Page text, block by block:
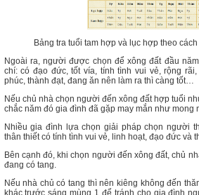
Bảng tra tuổi tam hợp và lục hợp theo
Ngoài ra, người được chọn để xông đất đầu
chí: có đạo đức, tốt vía, tính tình vui vẻ, rộng
phúc, thành đạt, đang ăn nên làm ra thì càng tốt…
Nếu chủ nhà chọn người đến xông đất hợp tuổi
chắc năm đó gia đình đã gặp may mắn như mong
Nhiều gia đình lựa chọn giải pháp chọn người
thân thiết có tính tình vui vẻ, linh hoạt, đạo đức và
Bên cạnh đó, khi chọn người đến xông đất, chủ
đang có tang.
Nếu nhà chủ có tang thì nên kiêng không đến
khác trước sáng mùng 1 để tránh cho gia đình